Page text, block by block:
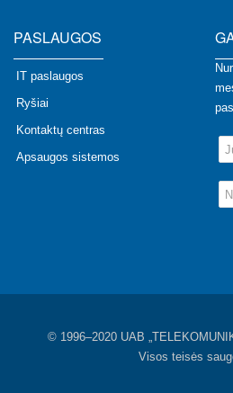
PASLAUGOS
IT paslaugos
Ryšiai
Kontaktų centras
Apsaugos sistemos
© 1996–2020 UAB
Visos teisės